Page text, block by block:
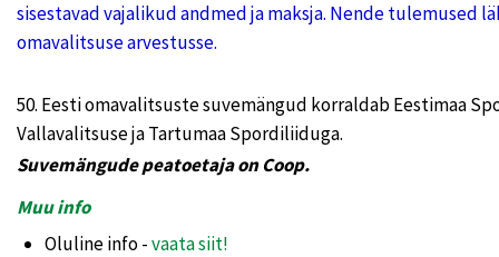
sisestavad vajalikud andmed ja maksja. Nende tulemused
omavalitsuse arvestusse.
50. Eesti omavalitsuste suvemängud korraldab Eestimaa
Vallavalitsuse ja Tartumaa Spordiliiduga.
Suvemängude peatoetaja on Coop.
Muu info
Oluline info -vaata siit!